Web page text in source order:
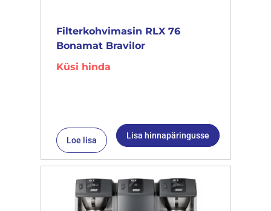
Filterkohvimasin RLX 76
Bonamat Bravilor
Küsi hinda
Loe lisa Lisa hinnapäringusse